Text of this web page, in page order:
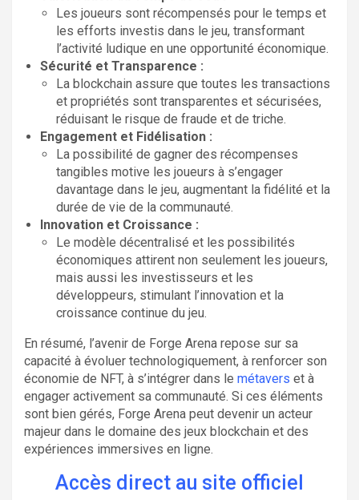
Les joueurs sont récompensés pour le temps et
les efforts investis dans le jeu, transformant
l’activité ludique en une opportunité économique.
Sécurité et Transparence :
La blockchain assure que toutes les transactions
et propriétés sont transparentes et sécurisées,
réduisant le risque de fraude et de triche.
Engagement et Fidélisation :
La possibilité de gagner des récompenses
tangibles motive les joueurs à s’engager
davantage dans le jeu, augmentant la fidélité et la
durée de vie de la communauté.
Innovation et Croissance :
Le modèle décentralisé et les possibilités
économiques attirent non seulement les joueurs,
mais aussi les investisseurs et les
développeurs, stimulant l’innovation et la
croissance continue du jeu.
En résumé, l’avenir de Forge Arena repose sur sa
capacité à évoluer technologiquement, à renforcer son
économie de NFT, à s’intégrer dans le métavers et à
engager activement sa communauté. Si ces éléments
sont bien gérés, Forge Arena peut devenir un acteur
majeur dans le domaine des jeux blockchain et des
expériences immersives en ligne.
Accès direct au site officiel